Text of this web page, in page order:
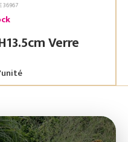
36967
Vase Boule D16 H13.5cm Verre